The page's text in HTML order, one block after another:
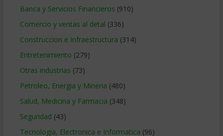
Banca y Servicios Financieros (910)
Comercio y ventas al detal (336)
Construccion e Infraestructura (314)
Entretenimiento (279)
Otras industrias (73)
Petroleo, Energia y Mineria (480)
Salud, Medicina y Farmacia (348)
Seguridad (43)
Tecnologia, Electronica e Informatica (96)